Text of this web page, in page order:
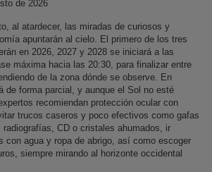
de 2026
al atardecer, las miradas de curiosos y
apuntarán al cielo. El primero de los tres
en 2026, 2027 y 2028 se iniciará a las
máxima hacia las 20:30, para finalizar entre
de la zona dónde se observe. En
de forma parcial, y aunque el Sol no esté
recomiendan protección ocular con
trucos caseros y poco efectivos como gafas
CD o cristales ahumados, ir
con agua y ropa de abrigo, así como escoger
siempre mirando al horizonte occidental